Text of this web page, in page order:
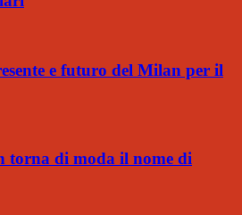
e futuro del Milan per il
torna di moda il nome di